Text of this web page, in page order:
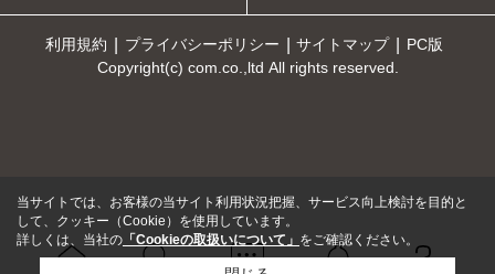
利用規約 プライバシーポリシー サイトマップ
PC版
Copyright(c) com.co.,ltd All rights reserved.
当サイトでは、お客様の当サイト利用状況把握、サービス向上検討を目的と
して、クッキー（Cookie）を使用しています。
詳しくは、当社の 「Cookieの取扱いについて」 をご確認ください。